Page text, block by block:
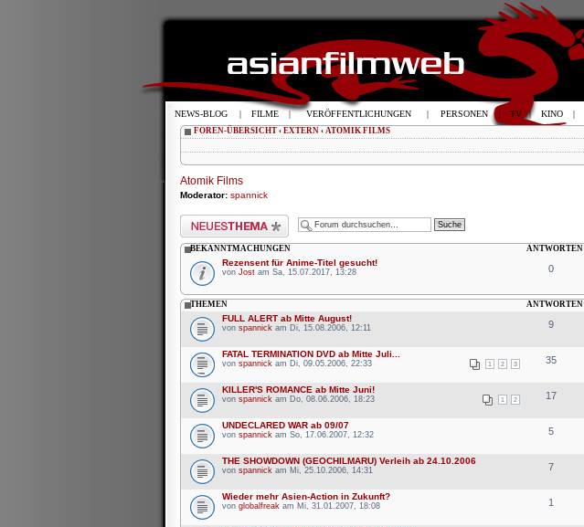
FOREN-ÜBERSICHT ‹ EXTERN ‹ ATOMIK FILMS
Atomik Films
Moderator: spannick
Neues Thema erstellen
BEKANNTMACHUNGEN ANTWORTEN
Rezensent für Anime-Titel gesucht!
von Jost am Sa, 15.07.2017, 13:28 0
THEMEN ANTWORTEN
FULL ALERT ab Mitte August!
von spannick am Di, 15.08.2006, 12:11 9
FATAL TERMINATION DVD ab Mitte Juli...
1 2 3
von spannick am Di, 09.05.2006, 22:33 35
KILLER'S ROMANCE ab Mitte Juni!
1 2
von spannick am Do, 08.06.2006, 18:23 17
UNDECLARED WAR ab 09/07
von spannick am So, 17.06.2007, 12:32 5
THE SHOWDOWN (GEOCHILMARU) Verleih ab 24.10.2006
von spannick am Mi, 25.10.2006, 14:31 7
Wieder mehr Asien-Action in Zukunft?
von globalfreak am Mi, 31.01.2007, 18:08 1
NEWS-BLOG | FILME | VERÖFFENTLICHUNGEN | PERSONEN | TV | KINO |